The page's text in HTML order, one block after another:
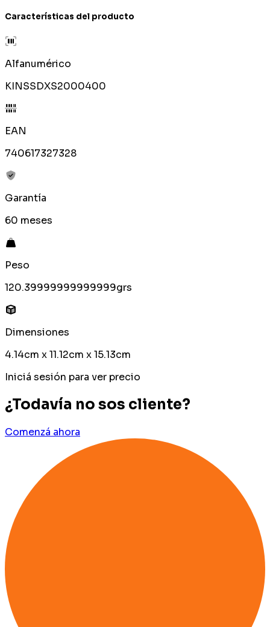
Características del producto
Alfanumérico
KINSSDXS2000400
EAN
740617327328
Garantía
60 meses
Peso
120.39999999999999grs
Dimensiones
4.14cm x 11.12cm x 15.13cm
Iniciá sesión para ver precio
¿Todavía no sos cliente?
Comenzá ahora